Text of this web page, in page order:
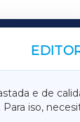
e de
iso,